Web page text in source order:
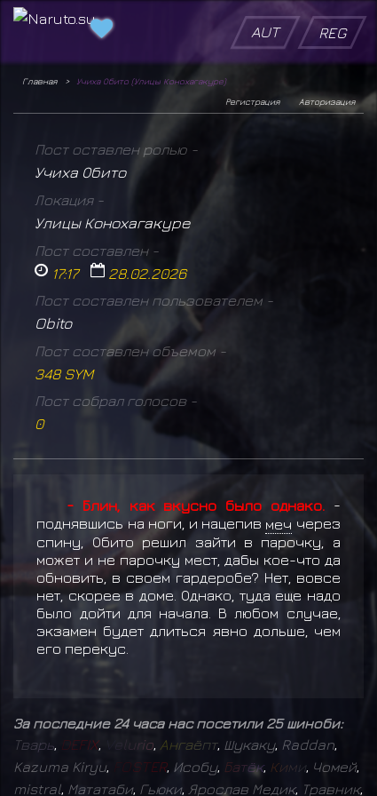
AUT REG
Главная
Учиха Обито (Улицы Конохагакуре)
Авторизация
Регистрация
Пост оставлен ролью -
Учиха Обито
Локация -
Улицы Конохагакуре
Пост составлен -
17:17 28.02.2026
Пост составлен пользователем -
Obito
Пост составлен объемом -
348 SYM
Пост собрал голосов -
0
- Блин, как вкусно было однако. -
поднявшись на ноги, и нацепив меч через
спину, Обито решил зайти в парочку, а
может и не парочку мест, дабы кое-что да
обновить, в своем гардеробе? Нет, вовсе
нет, скорее в доме. Однако, туда еще надо
было дойти для начала. В любом случае,
экзамен будет длиться явно дольше, чем
его перекус.
За последние 24 часа нас посетили 25 шиноби:
Тварь DEFIX, urio Ангаёпт, Шукаку, Raddan
Kazuma Kiryu, OSTER, Исобу, Батёк, Кими Чомей,
mistral Мататаби, Гьюки, Ярослав Медик, Травник,